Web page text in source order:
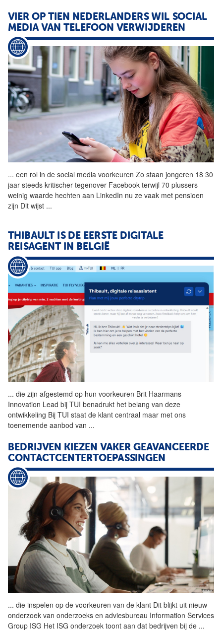
VIER OP TIEN NEDERLANDERS WIL SOCIAL
MEDIA VAN TELEFOON VERWIJDEREN
... een rol in de social media voorkeuren Zo staan jongeren 18 30
jaar steeds kritischer tegenover Facebook terwijl 70 plussers
weinig waarde hechten aan LinkedIn nu ze vaak met pensioen
zijn Dit wijst ...
THIBAULT IS DE EERSTE DIGITALE
REISAGENT IN BELGIË
... die zijn afgestemd op hun voorkeuren Brit Haarmans
Innovation Lead bij TUI benadrukt het belang van deze
ontwikkeling Bij TUI staat de klant centraal maar met ons
toenemende aanbod van ...
BEDRIJVEN KIEZEN VAKER GEAVANCEERDE
CONTACTCENTERTOEPASSINGEN
... die inspelen op de voorkeuren van de klant Dit blijkt uit nieuw
onderzoek van onderzoeks en adviesbureau Information Services
Group ISG Het ISG onderzoek toont aan dat bedrijven bij de ...